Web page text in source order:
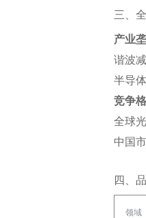
三、
产业
谐波
半导
竞争
全球
中国
四、
领域